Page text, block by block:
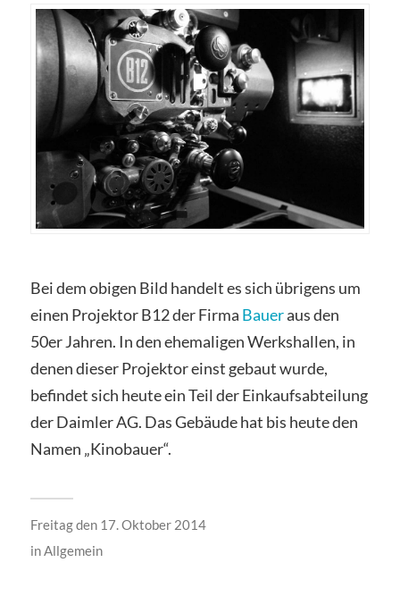
Bei dem obigen Bild handelt es sich übrigens um
einen Projektor B12 der Firma Baueraus den
50er Jahren. In den ehemaligen Werkshallen, in
denen dieser Projektor einst gebaut wurde,
befindet sich heute ein Teil der Einkaufsabteilung
der Daimler AG. Das Gebäude hat bis heute den
Namen „Kinobauer“.
Freitag den 17. Oktober 2014
inAllgemein